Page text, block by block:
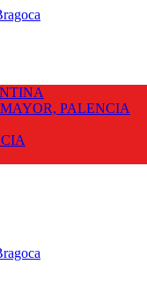
PALENCIA